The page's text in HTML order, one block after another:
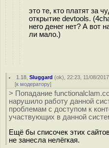
это те, кто платят за
открытие devtools.
него денег нет? А вот
ли мало.)
1.18 ,Sluggard (ok), 22:23, 11/08/
[к модератору]
> Попадание
нарушило работу данной
проблемам с доступом к
участвующих в данной
Ещё бы списочек этих
не занесла нелёгкая.